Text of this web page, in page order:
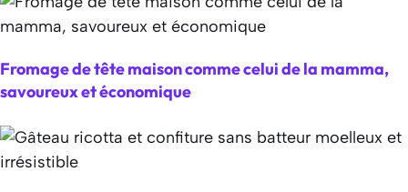
Fromage de tête maison comme celui de la mamma,
savoureux et économique